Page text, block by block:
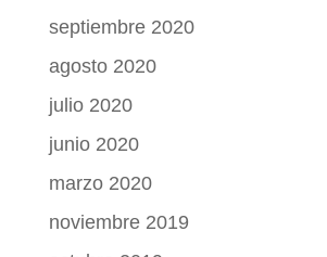
septiembre 2020
agosto 2020
julio 2020
junio 2020
marzo 2020
noviembre 2019